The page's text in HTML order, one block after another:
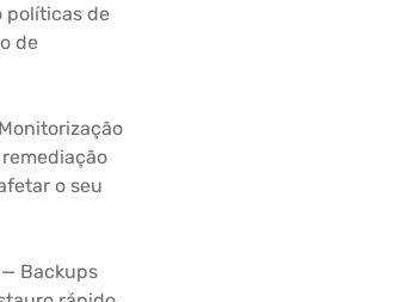
políticas de
de
o seu
— Backups